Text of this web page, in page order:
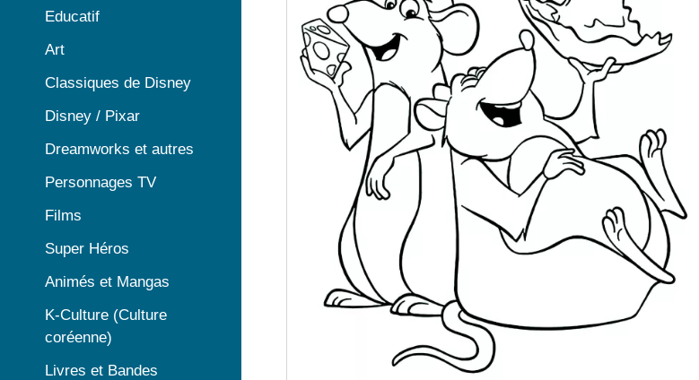
Educatif
Art
Classiques de Disney
Disney / Pixar
Dreamworks et autres
Personnages TV
Films
Super Héros
Animés et Mangas
K-Culture (Culture
coréenne)
Livres et Bandes